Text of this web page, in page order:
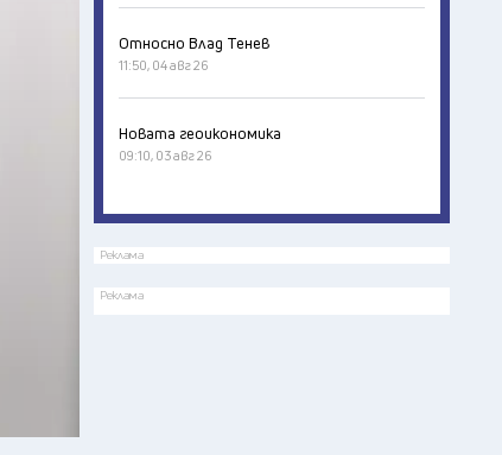
Относно Влад Тенев
11:50, 04 авг 26
Новата геоикономика
09:10, 03 авг 26
Реклама
Реклама